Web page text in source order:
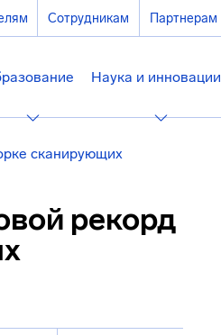
Сотрудникам Партнерам
Наука и инновации
сканирующих
рекорд